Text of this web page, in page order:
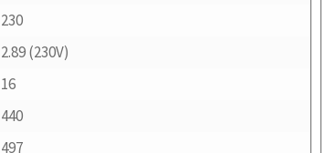
230
2.89 (230V)
16
440
497